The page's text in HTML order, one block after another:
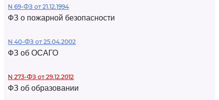
N 69-ФЗ от 21.12.1994
ФЗ о пожарной безопасности
N 40-ФЗ от 25.04.2002
ФЗ об ОСАГО
N 273-ФЗ от 29.12.2012
ФЗ об образовании